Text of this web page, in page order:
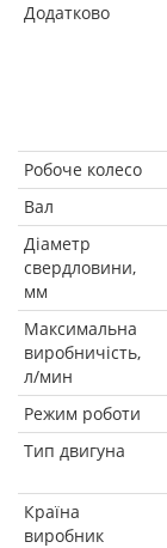
Додатково
Робоче колесо
Вал
Діаметр
свердловини,
мм
Максимальна
виробничість,
л/мин
Режим роботи
Тип двигуна
Країна
виробник